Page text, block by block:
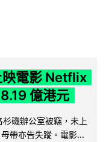
電影 Netflix
億港元
磯辦公室被竊，未上
帶亦告失蹤。電影...